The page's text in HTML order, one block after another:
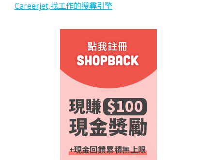
Careerjet,找工作的搜尋引擎